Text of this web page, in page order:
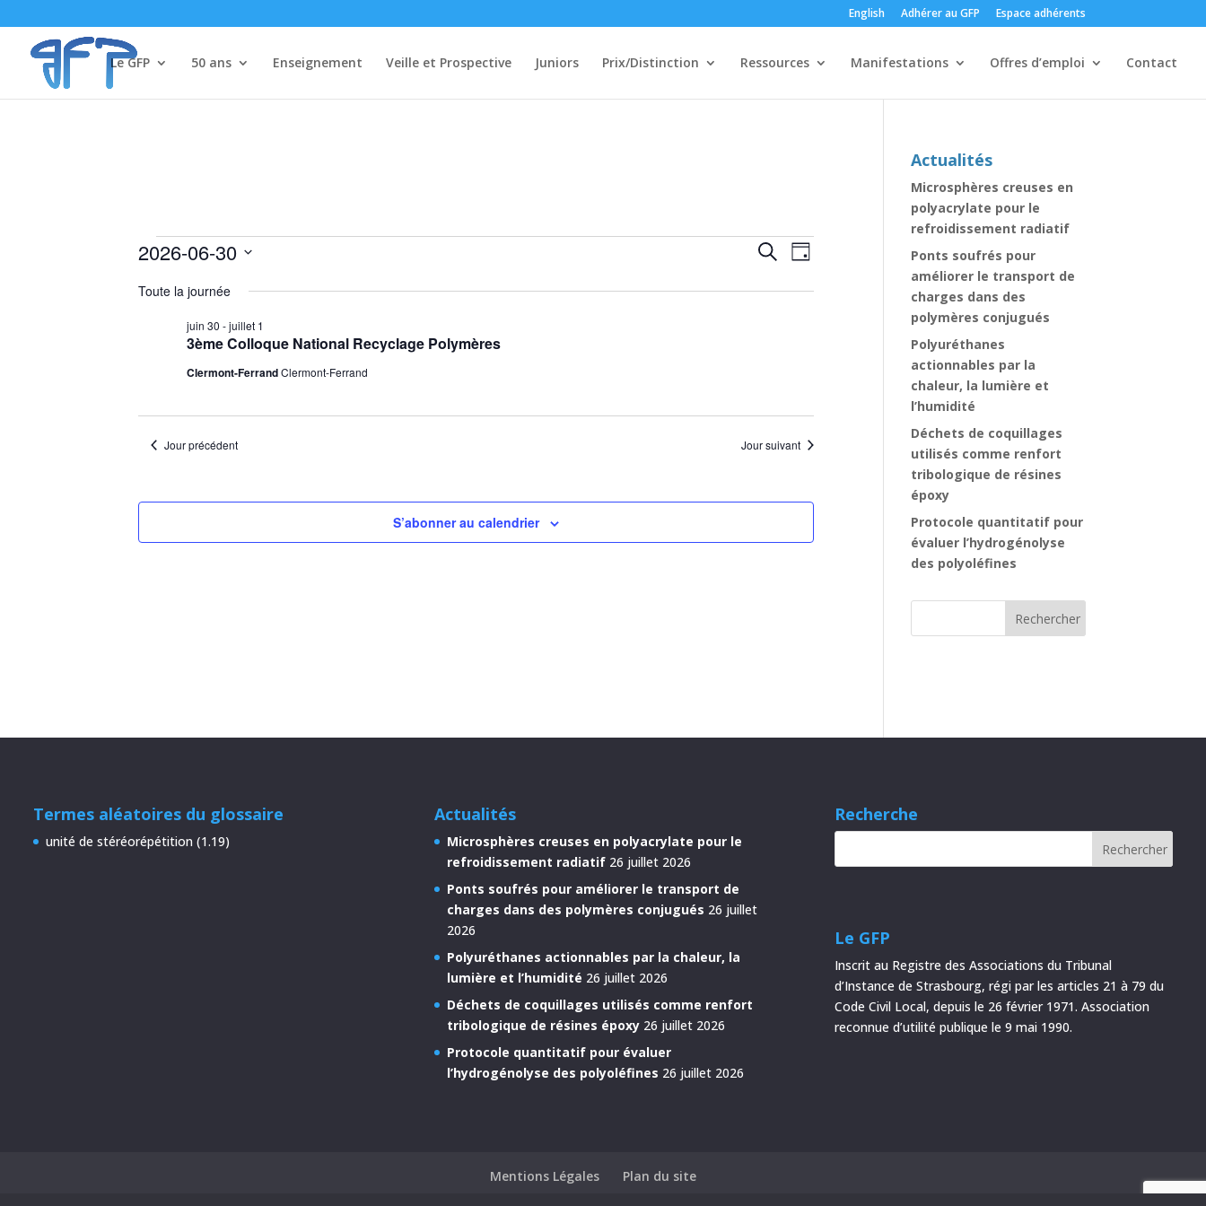
English Adhérer au GFP Espace adhérents
Le GFP 50 ans Enseignement Veille et Prospective Juniors Prix/Distinction Ressources Manifestations Offres d’emploi Contact
Évènements
30
2026
Recherche
navigation
RechercheNavigation
de
vues
Jour
2026-06-30
une
Toute la journée
3ème Colloque National Recyclage Polymères
juin 30 -juillet 1
Clermont-FerrandClermont-Ferrand
Jour précédent Jour suivant
S’abonner au calendrier
Actualités
Microsphères creuses en
polyacrylate pour le
refroidissement radiatif
Ponts soufrés pour
améliorer le transport de
charges dans des
polymères conjugués
Polyuréthanes
actionnables par la
chaleur, la lumière et
l’humidité
Déchets de coquillages
utilisés comme renfort
tribologique de résines
époxy
Protocole quantitatif pour
évaluer l’hydrogénolyse
des polyoléfines
Termes aléatoires du glossaire
unité de stéréorépétition (1.19)
Actualités
Microsphères creuses en polyacrylate pour le
refroidissement radiatif 26 juillet 2026
Ponts soufrés pour améliorer le transport de
charges dans des polymères conjugués 26 juillet
2026
Polyuréthanes actionnables par la chaleur, la
lumière et l’humidité 26 juillet 2026
Déchets de coquillages utilisés comme renfort
tribologique de résines époxy 26 juillet 2026
Protocole quantitatif pour évaluer
l’hydrogénolyse des polyoléfines 26 juillet 2026
Recherche
Le GFP
Inscrit au Registre des Associations du Tribunal
d’Instance de Strasbourg, régi par les articles 21 à 79 du
Code Civil Local, depuis le 26 février 1971. Association
reconnue d’utilité publique le 9 mai 1990.
Mentions Légales Plan du site